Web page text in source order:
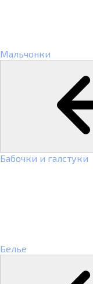
Мальчонки
Бабочки и галстуки
Белье